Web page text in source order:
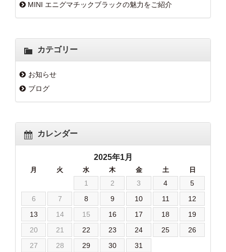
MINI エニグマチックブラックの魅力をご紹介
カテゴリー
お知らせ
ブログ
カレンダー
2025年1月
月 火 水 木 金 土 日
1 2 3 4
5
6
7 8 9 10 11
12
13
14 15 16 17 18
19
20
21 22 23 24 25
26
27
28 29 30
31